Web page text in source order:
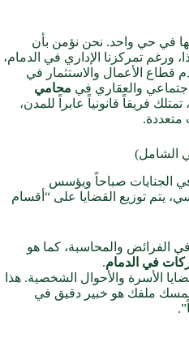
في حي واحد. نحن نؤمن بأن
ورغم تمركزنا الإداري في الدمام،
قطاع الأعمال والاستثمار في
والعقاري في محامي
فريقاً قانونياً عابراً للمدن،
متعددة.
الجنايات صباحاً ويؤسس
يتم توزيع القضايا على “أقسام
الفرائض والمحاسبة، كما هو
في الدمام.
الأسرة والأحوال الشخصية. هذا
ملفك هو خبير دقيق في